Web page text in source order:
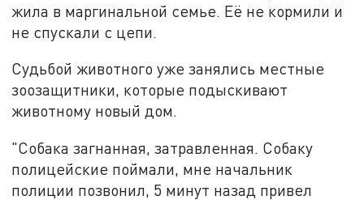
жила в маргинальной семье. Её не кормили и
не спускали с цепи.
Судьбой животного уже занялись местные
зоозащитники, которые подыскивают
животному новый дом.
"Собака загнанная, затравленная. Собаку
полицейские поймали, мне начальник
полиции позвонил, 5 минут назад привел